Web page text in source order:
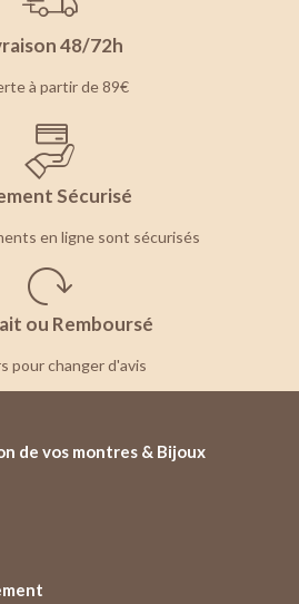
48/72h
à partir de 89€
Sécurisé
en ligne sont sécurisés
ou Remboursé
pour changer d'avis
de vos montres & Bijoux